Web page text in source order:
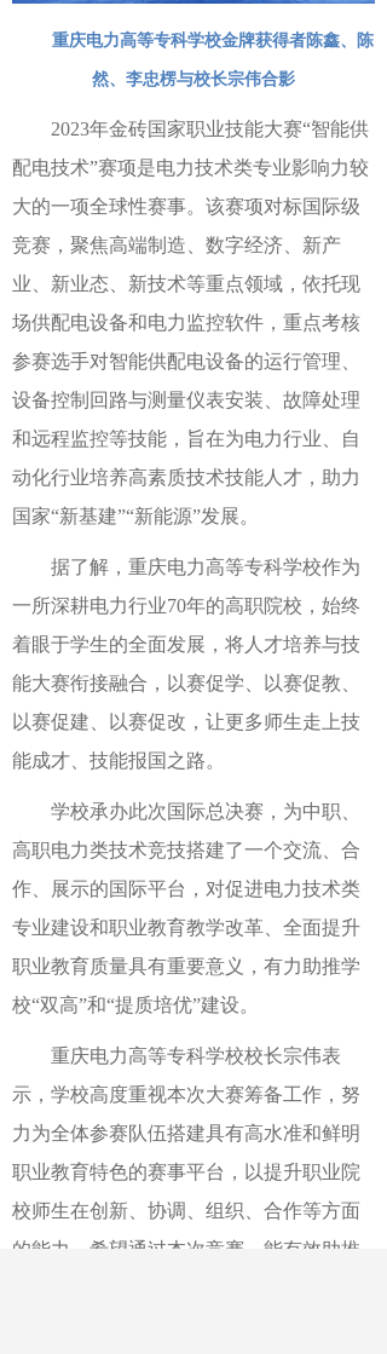
重庆电力高等专科学校金牌获得者陈鑫、陈
然、李忠楞与校长宗伟合影
2023年金砖国家职业技能大赛“智能供
配电技术”赛项是电力技术类专业影响力较
大的一项全球性赛事。该赛项对标国际级
竞赛，聚焦高端制造、数字经济、新产
业、新业态、新技术等重点领域，依托现
场供配电设备和电力监控软件，重点考核
参赛选手对智能供配电设备的运行管理、
设备控制回路与测量仪表安装、故障处理
和远程监控等技能， 旨在为电力行业、自
动化行业培养高素质技术技能人才，助力
国家“新基建”“新能源”发展。
据了解，重庆电力高等专科学校作为
一所深耕电力行业70年的高职院校，始终
着眼于学生的全面发展，将人才培养与技
能大赛衔接融合，以赛促学、以赛促教、
以赛促建、以赛促改， 让更多师生走上技
能成才、技能报国之路。
学校承办此次国际总决赛，为中职、
高职电力类技术竞技搭建了一个交流、合
作、展示的国际平台，对促进电力技术类
专业建设和职业教育教学改革、全面提升
职业教育质量具有重要意义，有力助推学
校“双高”和“提质培优”建设。
重庆电力高等专科学校校长宗伟表
示 ， 学校高度重视本次大赛筹备工作，努
力为全体参赛队伍搭建具有高水准和鲜明
职业教育特色的赛事平台，以提升职业院
校师生在创新、协调、组织、合作等方面
的能力，希望通过本次竞赛，能有效助推